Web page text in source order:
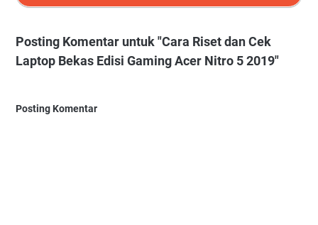
Posting Komentar untuk "Cara Riset dan Cek
Laptop Bekas Edisi Gaming Acer Nitro 5 2019"
Posting Komentar